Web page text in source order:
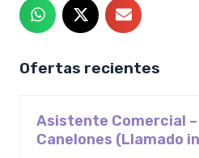
Ofertas recientes
Asistente Comercial
Canelones (Llamado